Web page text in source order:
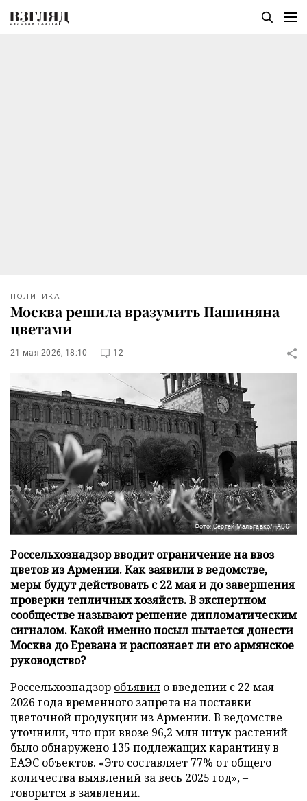
ПОЛИТИКА
Москва решила вразумить Пашиняна
цветами
21 мая 2026, 18:10 12
Фото: Сергей Мальгавко/ТАСС
Россельхознадзор вводит ограничение на ввоз
цветов из Армении. Как заявили в ведомстве,
меры будут действовать с 22 мая и до завершения
проверки тепличных хозяйств. В экспертном
сообществе называют решение дипломатическим
сигналом. Какой именно посыл пытается донести
Москва до Еревана и распознает ли его армянское
руководство?
Россельхознадзор объявил о введении с 22 мая
2026 года временного запрета на поставки
цветочной продукции из Армении. В ведомстве
уточнили, что при ввозе 96,2 млн штук растений
было обнаружено 135 подлежащих карантину в
ЕАЭС объектов. «Это составляет 77% от общего
количества выявлений за весь 2025 год», –
говорится в заявлении.